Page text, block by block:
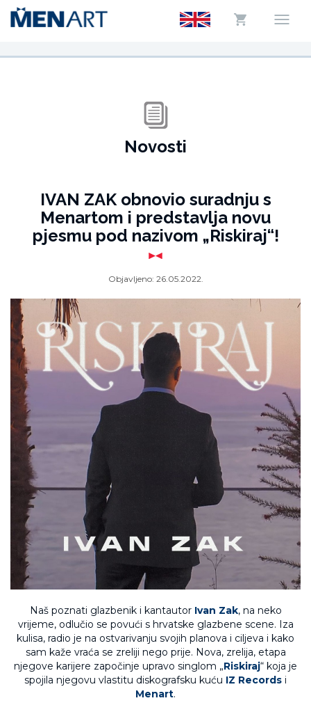
Novosti
IVAN ZAK obnovio suradnju s
Menartom i predstavlja novu
pjesmu pod nazivom „Riskiraj“!
Objavljeno: 26.05.2022.
Naš poznati glazbenik i kantautor Ivan Zak, na neko
vrijeme, odlučio se povući s hrvatske glazbene scene. Iza
kulisa, radio je na ostvarivanju svojih planova i ciljeva i kako
sam kaže vraća se zreliji nego prije. Nova, zrelija, etapa
njegove karijere započinje upravo singlom „Riskiraj“ koja je
spojila njegovu vlastitu diskografsku kuću IZ Records i
Menart.